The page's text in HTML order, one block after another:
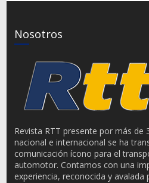
Nosotros
Revista RTT presente por más de
nacional e internacional se ha
comunicación ícono para el
automotor. Contamos con una
experiencia, reconocida y avalada